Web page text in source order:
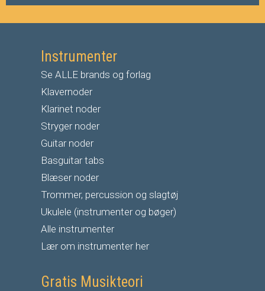
Instrumenter
Se ALLE brands og forlag
Klavernoder
Klarinet noder
Stryger noder
Guitar noder
Basguitar tabs
Blæser noder
Trommer, percussion og slagtøj
Ukulele (instrumenter og bøger)
Alle instrumenter
Lær om instrumenter her
Gratis Musikteori